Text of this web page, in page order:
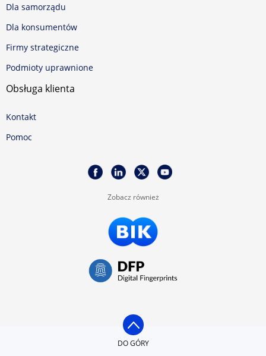
Dla samorządu
Dla konsumentów
Firmy strategiczne
Podmioty uprawnione
Obsługa klienta
Kontakt
Pomoc
Zobacz również
DO GÓRY